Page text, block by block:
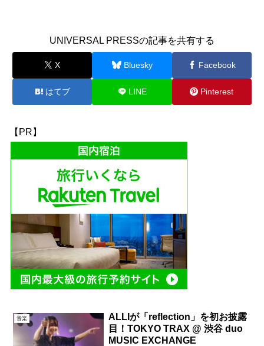
UNIVERSAL PRESSの記事を共有する
X Bluesky Facebook
はてブ LINE Pinterest
【PR】
音楽
ALLIが「reflection」を初お披露
⽬！TOKYO TRAX @ 渋⾕ duo
MUSIC EXCHANGE